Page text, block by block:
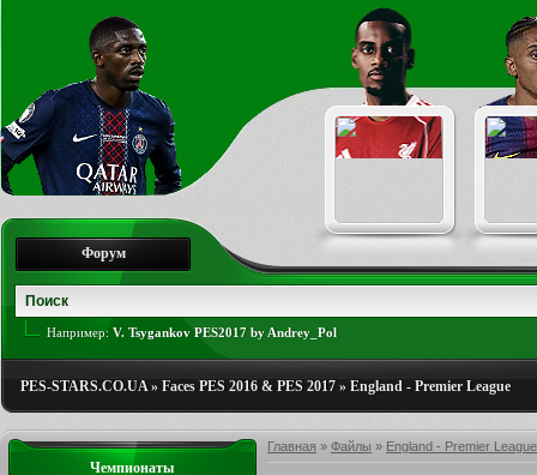
Форум
Например: V. Tsygankov PES2017 by Andrey_Pol
PES-STARS.CO.UA» Faces PES 2016 & PES 2017 » England - Premier League
Главная » Файлы » England - Premier League
Чемпионаты